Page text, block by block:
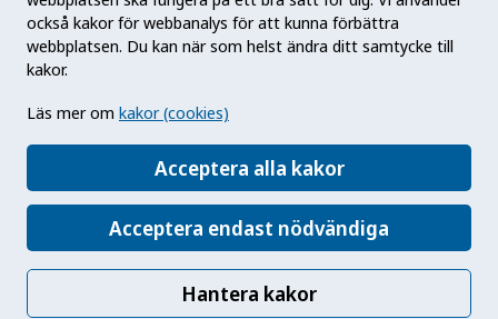
också kakor för webbanalys för att kunna förbättra
webbplatsen. Du kan när som helst ändra ditt samtycke till
kakor.
Läs mer om kakor (cookies)
Acceptera alla kakor
Acceptera endast nödvändiga
Hantera kakor
Folkhälsomyndigheten (Fohm) är en nationell
kunskapsmyndighet som arbetar för en bättre
folkhälsa. Det gör myndigheten genom att
främja hälsa, förebygga ohälsa och skydda mot
hälsohot. Vår vision är en folkhälsa som stärker
samhällets utveckling.